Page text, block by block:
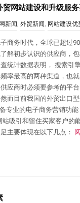
网站建设和升级服
新闻, 外贸新闻, 网站建设优
商务时代，全球已超过
解初步认识的供应商，
统计数据表明， 搜索引
率最高的两种渠道，也
应商时必须要参考的平
而目前我国的外贸出口
专业的电子商务营销功
站吸引和留住买家客户的
主要体现在以下几点：